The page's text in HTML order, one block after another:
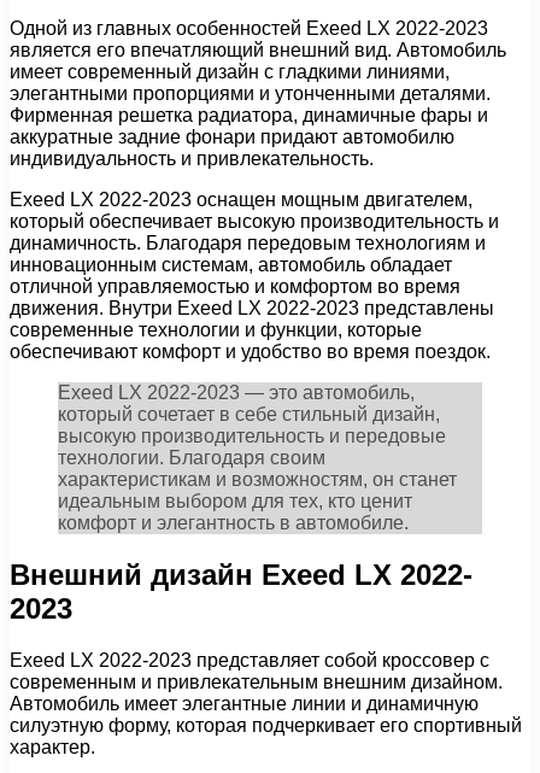
Одной из главных особенностей Exeed LX 2022-2023
является его впечатляющий внешний вид. Автомобиль
имеет современный дизайн с гладкими линиями,
элегантными пропорциями и утонченными деталями.
Фирменная решетка радиатора, динамичные фары и
аккуратные задние фонари придают автомобилю
индивидуальность и привлекательность.
Exeed LX 2022-2023 оснащен мощным двигателем,
который обеспечивает высокую производительность и
динамичность. Благодаря передовым технологиям и
инновационным системам, автомобиль обладает
отличной управляемостью и комфортом во время
движения. Внутри Exeed LX 2022-2023 представлены
современные технологии и функции, которые
обеспечивают комфорт и удобство во время поездок.
Exeed LX 2022-2023 — это автомобиль,
который сочетает в себе стильный дизайн,
высокую производительность и передовые
технологии. Благодаря своим
характеристикам и возможностям, он станет
идеальным выбором для тех, кто ценит
комфорт и элегантность в автомобиле.
Внешний дизайн Exeed LX 2022-
2023
Exeed LX 2022-2023 представляет собой кроссовер с
современным и привлекательным внешним дизайном.
Автомобиль имеет элегантные линии и динамичную
силуэтную форму, которая подчеркивает его спортивный
характер.